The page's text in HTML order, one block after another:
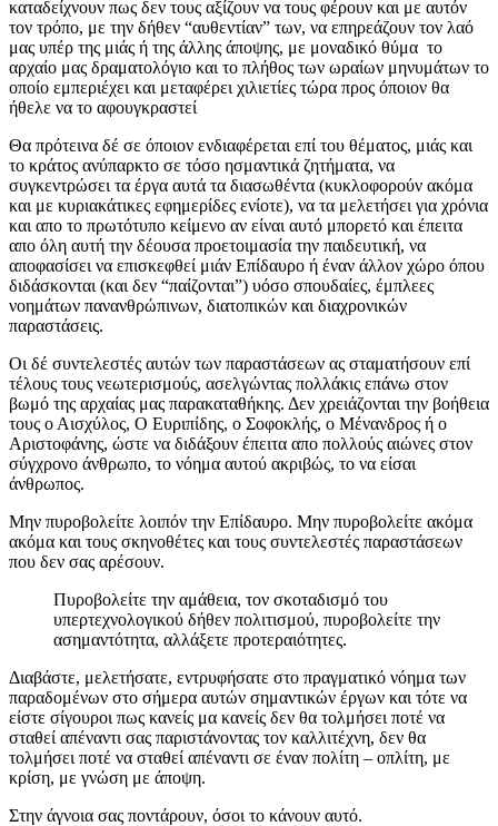
καταδείχνουν πως δεν τους αξίζουν να τους φέρουν και με αυτόν
τον τρόπο, με την δήθεν “αυθεντίαν” των, να επηρεάζουν τον λαό
μας υπέρ της μιάς ή της άλλης άποψης, με μοναδικό θύμα το
αρχαίο μας δραματολόγιο και το πλήθος των ωραίων μηνυμάτων το
οποίο εμπεριέχει και μεταφέρει χιλιετίες τώρα προς όποιον θα
ήθελε να το αφουγκραστεί
Θα πρότεινα δέ σε όποιον ενδιαφέρεται επί του θέματος, μιάς και
το κράτος ανύπαρκτο σε τόσο ησμαντικά ζητήματα, να
συγκεντρώσει τα έργα αυτά τα διασωθέντα (κυκλοφορούν ακόμα
και με κυριακάτικες εφημερίδες ενίοτε), να τα μελετήσει για χρόνια
και απο το πρωτότυπο κείμενο αν είναι αυτό μπορετό και έπειτα
απο όλη αυτή την δέουσα προετοιμασία την παιδευτική, να
αποφασίσει να επισκεφθεί μιάν Επίδαυρο ή έναν άλλον χώρο όπου
διδάσκονται (και δεν “παίζονται”) υόσο σπουδαίες, έμπλεες
νοημάτων πανανθρώπινων, διατοπικών και διαχρονικών
παραστάσεις.
Οι δέ συντελεστές αυτών των παραστάσεων ας σταματήσουν επί
τέλους τους νεωτερισμούς, ασελγώντας πολλάκις επάνω στον
βωμό της αρχαίας μας παρακαταθήκης. Δεν χρειάζονται την βοήθεια
τους ο Αισχύλος, Ο Ευριπίδης, ο Σοφοκλής, ο Μένανδρος ή ο
Αριστοφάνης, ώστε να διδάξουν έπειτα απο πολλούς αιώνες στον
σύγχρονο άνθρωπο, το νόημα αυτού ακριβώς, το να είσαι
άνθρωπος.
Μην πυροβολείτε λοιπόν την Επίδαυρο. Μην πυροβολείτε ακόμα
ακόμα και τους σκηνοθέτες και τους συντελεστές παραστάσεων
που δεν σας αρέσουν.
Πυροβολείτε την αμάθεια, τον σκοταδισμό του
υπερτεχνολογικού δήθεν πολιτισμού, πυροβολείτε την
ασημαντότητα, αλλάξετε προτεραιότητες.
Διαβάστε, μελετήσατε, εντρυφήσατε στο πραγματικό νόημα των
παραδομένων στο σήμερα αυτών σημαντικών έργων και τότε να
είστε σίγουροι πως κανείς μα κανείς δεν θα τολμήσει ποτέ να
σταθεί απέναντι σας παριστάνοντας τον καλλιτέχνη, δεν θα
τολμήσει ποτέ να σταθεί απέναντι σε έναν πολίτη – οπλίτη, με
κρίση, με γνώση με άποψη.
Στην άγνοια σας ποντάρουν, όσοι το κάνουν αυτό.